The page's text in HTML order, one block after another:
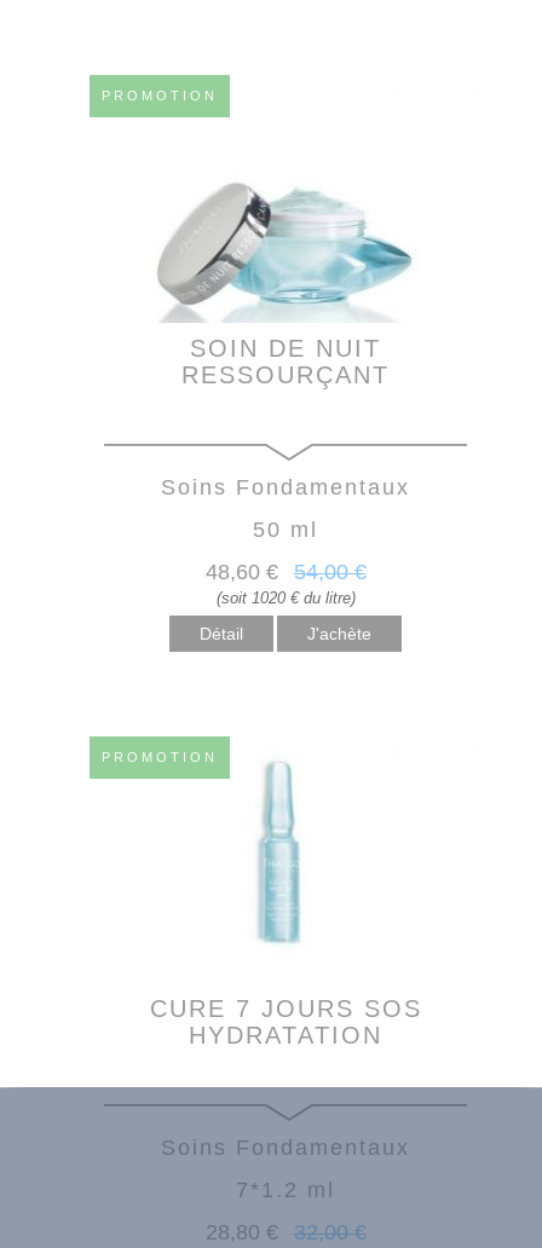
PROMOTION
SOIN DE NUIT
RESSOURÇANT
Soins Fondamentaux
50 ml
48,60 € 54,00 €
(soit 1020 € du litre)
Détail
PROMOTION
CURE 7 JOURS SOS
HYDRATATION
Soins Fondamentaux
7*1.2 ml
28,80 € 32,00 €